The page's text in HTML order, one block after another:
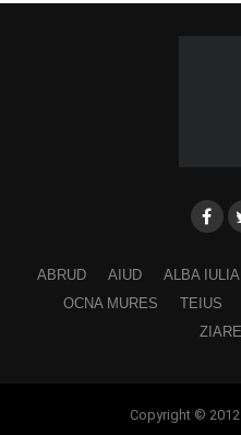
ABRUD AIUD ALBA IULIA
OCNA MURES
TEIUS
Copyright © 2012